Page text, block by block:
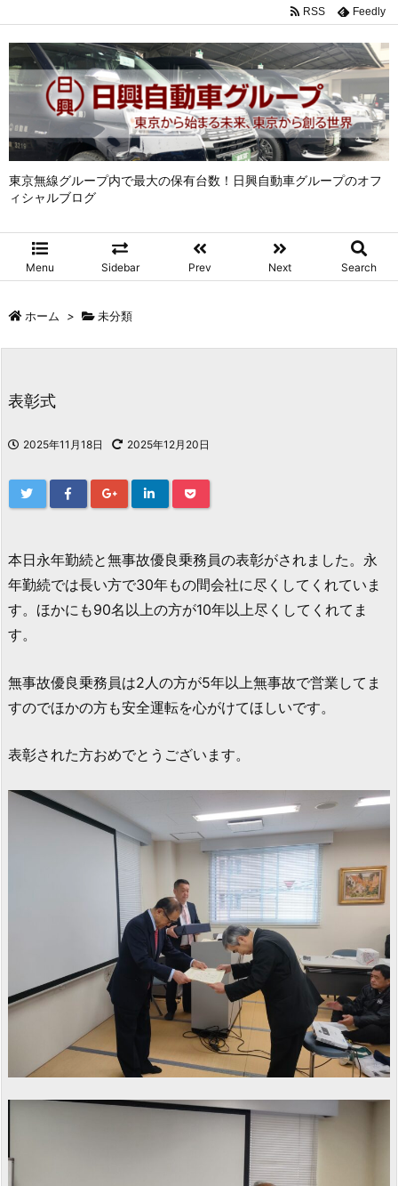
東京無線グループ内で最大の保有台数！日興自動車グループのオフ
ィシャルブログ
Menu Sidebar Prev Next Search
RSS Feedly
ホーム > 未分類
表彰式
2025年11月18日 2025年12月20日
本日永年勤続と無事故優良乗務員の表彰がされました。永
年勤続では長い方で30年もの間会社に尽くしてくれていま
す。ほかにも90名以上の方が10年以上尽くしてくれてま
す。
無事故優良乗務員は2人の方が5年以上無事故で営業してま
すのでほかの方も安全運転を心がけてほしいです。
表彰された方おめでとうございます。